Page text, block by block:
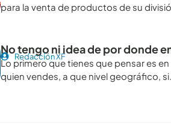
para la venta de productos de su
No tengo ni idea de por donde
Redacción XF
Lo primero que tienes que pensar es
quien vendes, a que nivel geográfico,